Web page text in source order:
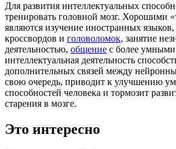
Для развития интеллектуальных
тренировать головной мозг. Хорошими
являются изучение иностранных
кроссвордов и головоломок, занятие
деятельностью, общение с более
интеллектуальная деятельность
дополнительных связей между
свою очередь, приводит к улучшению
способностей человека и тормозит
старения в мозге.
Это интересно